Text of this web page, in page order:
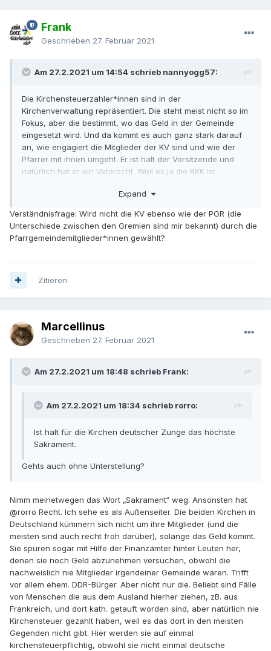
Frank
Geschrieben 27. Februar 2021
Am 27.2.2021 um 14:54 schrieb nannyogg57:
Die Kirchensteuerzahler*innen sind in der
Kirchenverwaltung repräsentiert. Die steht meist nicht so im
Fokus, aber die bestimmt, wo das Geld in der Gemeinde
eingesetzt wird. Und da kommt es auch ganz stark darauf
an, wie engagiert die Mitglieder der KV sind und wie der
Pfarrer mit ihnen umgeht. Er ist halt der Vorsitzende und
natürlich hat er ein Vetorecht. Weil es ja die RKK ist.
Unsere KV springt z.B. sofort im Dreieck, wenn sie nur das
meiner Gemeinde, dass man traditionell einem Pfarrer
eingeheizt hat, wenn er Sachen durchsetzen wollte, die den
Leuten vor Ort nicht gepasst haben. Dabei ging es nicht
und ich habe Respekt vor denen, auch wenn ich schon oft
mit ihren Entscheidungen nicht einverstanden war und eine
für Musik taugt.
Expand
Verständnisfrage: Wird nicht die KV ebenso wie der PGR (die
Unterschiede zwischen den Gremien sind mir bekannt) durch die
Pfarrgemeindemitglieder*innen gewählt?
Zitieren
Marcellinus
Geschrieben 27. Februar 2021
Am 27.2.2021 um 18:48 schrieb Frank:
Am 27.2.2021 um 18:34 schrieb rorro:
Ist halt für die Kirchen deutscher Zunge das höchste
Sakrament.
Gehts auch ohne Unterstellung?
Nimm meinetwegen das Wort „Sakrament“ weg. Ansonsten hat
@rorro Recht. Ich sehe es als Außenseiter. Die beiden Kirchen in
Deutschland kümmern sich nicht um ihre Mitglieder (und die
meisten sind auch recht froh darüber), solange das Geld kommt.
Sie spüren sogar mit Hilfe der Finanzämter hinter Leuten her,
denen sie noch Geld abzunehmen versuchen, obwohl die
nachweislich nie Mitglieder irgendeiner Gemeinde waren. Trifft
vor allem ehem. DDR-Bürger. Aber nicht nur die. Beliebt sind Fälle
von Menschen die aus dem Ausland hierher ziehen, zB. aus
Frankreich, und dort kath. getauft worden sind, aber natürlich nie
Kirchensteuer gezahlt haben, weil es das dort in den meisten
Gegenden nicht gibt. Hier werden sie auf einmal
kirchensteuerpflichtig, obwohl sie nicht einmal deutsche